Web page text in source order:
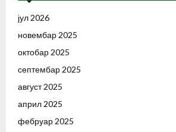
јул 2026
новембар 2025
октобар 2025
септембар 2025
август 2025
април 2025
фебруар 2025